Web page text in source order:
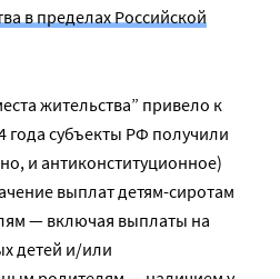
в пределах Российской
жительства” привело к
года субъекты РФ получили
и антиконституционное)
выплат детям-сиротам
— включая выплаты на
детей и/или